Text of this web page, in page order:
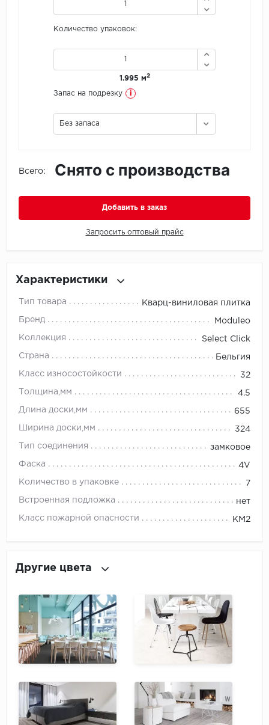
KDF
No brand
Pergo
Quality Flooring
Smartprofile
SPC Flooring
SPC Ideal Flooring
SPC Promo
Количество упаковок:
1.995 м 2
Запас на подрезку i
Без запаса
Всего: Снято с производства
Добавить в заказ
Запросить оптовый прайс
Характеристики
Тип товара Кварц-виниловая плитка
Бренд Moduleo
Коллекция Select Click
Страна Бельгия
Класс износостойкости 32
Толщина,мм 4.5
Длина доски,мм 655
Ширина доски,мм 324
Тип соединения замковое
Фаска 4V
Количество в упаковке 7
Встроенная подложка нет
Класс пожарной опасности КМ2
Другие цвета